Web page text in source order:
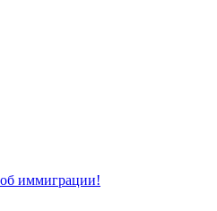
иммиграции!